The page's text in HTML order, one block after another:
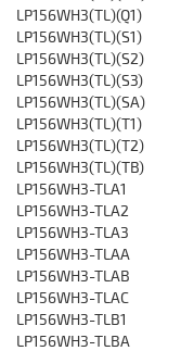
LP156WH3(TL)(Q1)
LP156WH3(TL)(S1)
LP156WH3(TL)(S2)
LP156WH3(TL)(S3)
LP156WH3(TL)(SA)
LP156WH3(TL)(T1)
LP156WH3(TL)(T2)
LP156WH3(TL)(TB)
LP156WH3-TLA1
LP156WH3-TLA2
LP156WH3-TLA3
LP156WH3-TLAA
LP156WH3-TLAB
LP156WH3-TLAC
LP156WH3-TLB1
LP156WH3-TLBA